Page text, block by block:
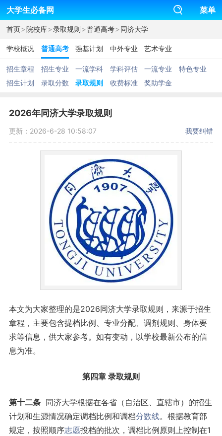
大学生必备网 菜单
首页>院校库>录取规则>普通高考>同济大学
学校概况 普通高考 强基计划 中外专业 艺术专业
招生章程 招生专业 一流学科 学科评估 一流专业
特色专业
招生计划
录取分数 录取规则 收费标准 奖助学金
2026年同济大学录取规则
更新：2026-6-28 10:58:07 我要纠错
本文为大家整理的是2026同济大学录取规则，来源于招生
章程，主要包含提档比例、专业分配、调剂规则、身体要
求等信息，供大家参考。如有变动，以学校最新公布的信
息为准。
第四章 录取规则
第十二条同济大学根据在各省（自治区、直辖市）的招生
计划和生源情况确定调档比例和调档分数线。根据教育部
规定，按照顺序志愿投档的批次，调档比例原则上控制在1